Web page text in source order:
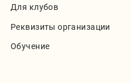
Для клубов
Реквизиты организации
Обучение